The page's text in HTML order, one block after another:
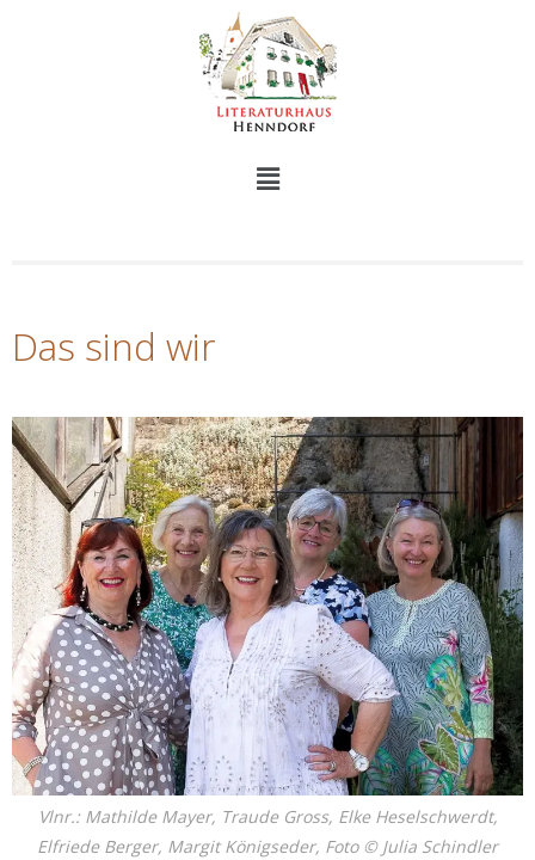
Das sind wir
Vlnr.: Mathilde Mayer, Traude Gross, Elke Heselschwerdt,
Elfriede Berger, Margit Königseder, Foto © Julia Schindler